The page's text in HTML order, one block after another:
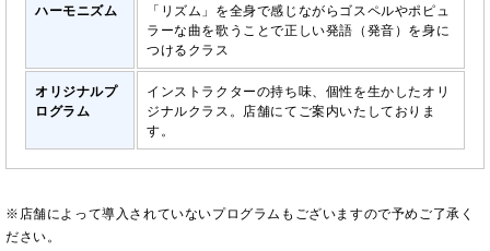
ハーモニズム
「リズム」を全身で感じながらゴスペルやポピュ
ラーな曲を歌うことで正しい発語（発音）を身に
つけるクラス
オリジナルプ
ログラム
インストラクターの持ち味、個性を生かしたオリ
ジナルクラス。店舗にてご案内いたしておりま
す。
※店舗によって導入されていないプログラムもございますので予めご了承く
ださい。